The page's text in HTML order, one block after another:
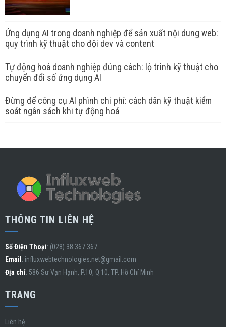
Ứng dụng AI trong doanh nghiệp để sản xuất nội dung web:
quy trình kỹ thuật cho đội dev và content
Tự động hoá doanh nghiệp đúng cách: lộ trình kỹ thuật cho
chuyển đổi số ứng dụng AI
Đừng để công cụ AI phình chi phí: cách dân kỹ thuật kiểm
soát ngân sách khi tự động hoá
THÔNG TIN LIÊN HỆ
Số Điện Thoại: (028) 38.367.367
Email : influxwebtechnologies.net@gmail.com
Địa chỉ: 586 Sư Vạn Hạnh, P.10, Q.10, TP. Hồ Chí Minh
TRANG
Liên hệ